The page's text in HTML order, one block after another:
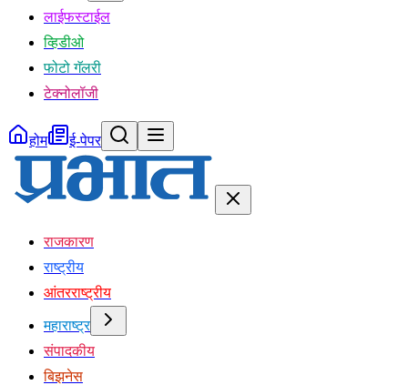
लाईफस्टाईल
व्हिडीओ
फोटो गॅलरी
टेक्नोलॉजी
होम ई-पेपर
राजकारण
राष्ट्रीय
आंतरराष्ट्रीय
महाराष्ट्र
संपादकीय
बिझनेस